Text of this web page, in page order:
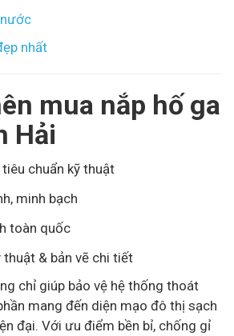
nhất
mua nắp hố ga
Hải
chuẩn kỹ thuật
minh bạch
toàn quốc
& bản vẽ chi tiết
chỉ giúp bảo vệ hệ thống thoát
mang đến diện mạo đô thị sạch
đại. Với ưu điểm bền bỉ, chống gỉ